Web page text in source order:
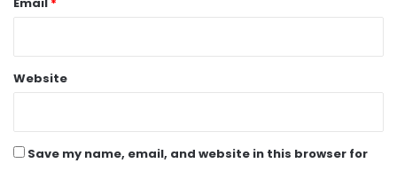
Website
Save my name, email, and website in this browser for